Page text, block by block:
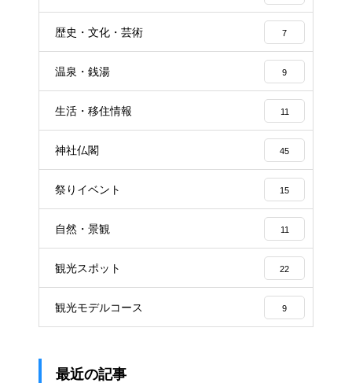
歴史・文化・芸術 7
温泉・銭湯 9
生活・移住情報 11
神社仏閣 45
祭りイベント 15
自然・景観 11
観光スポット 22
観光モデルコース 9
最近の記事